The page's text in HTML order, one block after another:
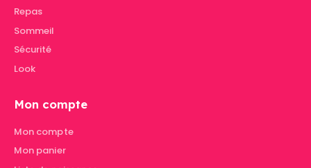
Repas
Sommeil
Sécurité
Look
Mon compte
Mon compte
Mon panier